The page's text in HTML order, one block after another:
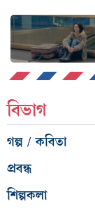
বিভাগ
গল্প / কবিতা
প্রবন্ধ
শিল্পকলা